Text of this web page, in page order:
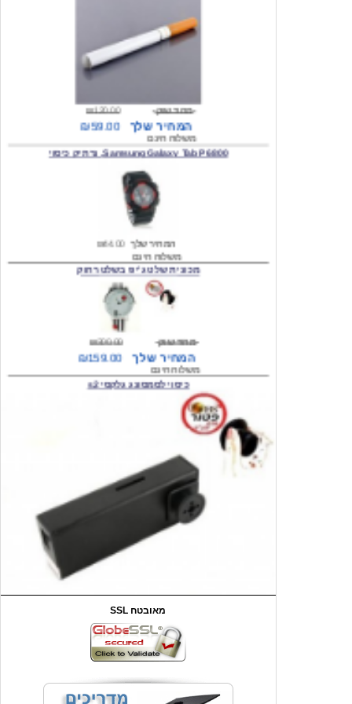
₪120.00
משלוח חינם
Samsung Galaxy Tab P6800, נרתיק כיסוי
המחיר שלך
משלוח חינם
₪300.00 מחיר שוק
₪159.00
כיסוי לסמסונג גלקסי s2
שעון יד לילדים קוף \תכלת
₪44.00 המחיר שלך
₪49.00 המחיר כולל משלוח :
SSL מאובטח